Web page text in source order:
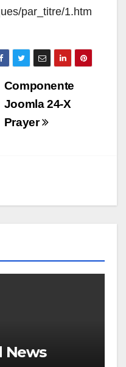
par_titre/1.htm
Componente
Joomla 24-X
Prayer
News